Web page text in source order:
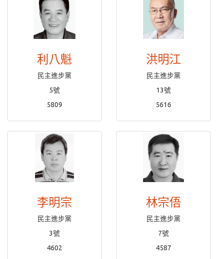
利八魁
民主進步黨
5號
5809
洪明江
民主進步黨
13號
5616
李明宗
民主進步黨
3號
4602
林宗俉
民主進步黨
7號
4587